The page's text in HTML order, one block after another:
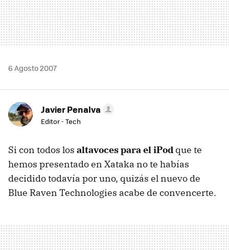
6 Agosto 2007
Javier Penalva
Editor - Tech
Si con todos los altavoces para el iPod que te
hemos presentado en Xataka no te habías
decidido todavía por uno, quizás el nuevo de
Blue Raven Technologies acabe de convencerte.